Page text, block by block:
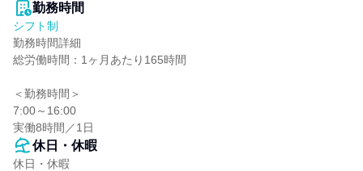
勤務時間
シフト制
勤務時間詳細
総労働時間：1ヶ月あたり165時間
＜勤務時間＞
7:00～16:00
実働8時間／1日
休日・休暇
休日・休暇